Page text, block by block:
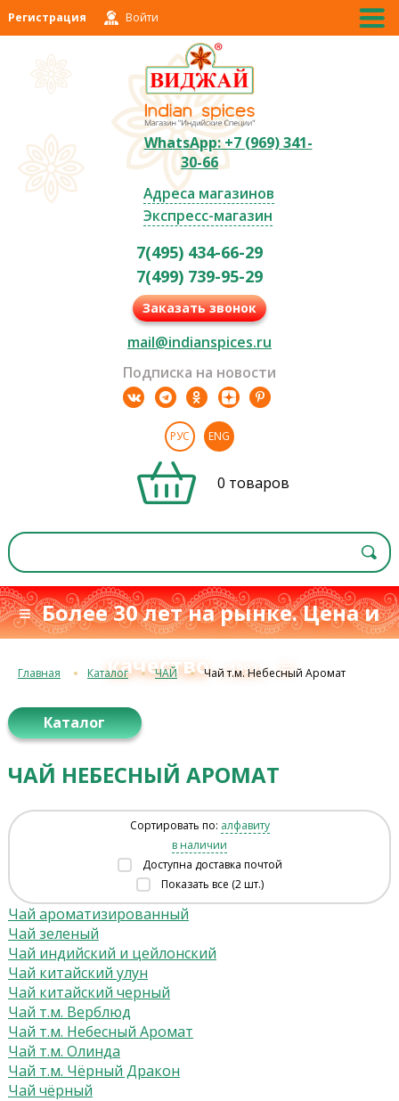
Регистрация Войти
WhatsApp: +7 (969) 341-
30-66
Адреса магазинов
Экспресс-магазин
7(495) 434-66-29
7(499) 739-95-29
Заказать звонок
mail@indianspices.ru
Подписка на новости
РУС ENG
0 товаров
≡ Более 30 лет на рынке. Цена и
качествос 1993 г.≡
Главная Каталог ЧАЙ Чай т.м. Небесный Аромат
Каталог
ЧАЙ НЕБЕСНЫЙ АРОМАТ
Сортировать по: алфавиту
в наличии
Доступна доставка почтой
Показать все (2 шт.)
Чай ароматизированный
Чай зеленый
Чай индийский и цейлонский
Чай китайский улун
Чай китайский черный
Чай т.м. Верблюд
Чай т.м. Небесный Аромат
Чай т.м. Олинда
Чай т.м. Чёрный Дракон
Чай чёрный